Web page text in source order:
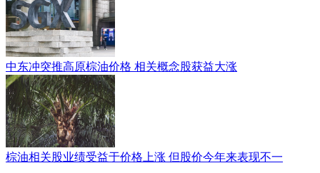
中东冲突推高原棕油价格 相关概念股获益大涨
棕油相关股业绩受益于价格上涨 但股价今年来表现不一